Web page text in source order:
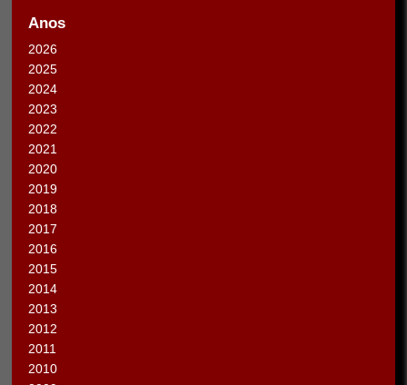
Anos
2026
2025
2024
2023
2022
2021
2020
2019
2018
2017
2016
2015
2014
2013
2012
2011
2010